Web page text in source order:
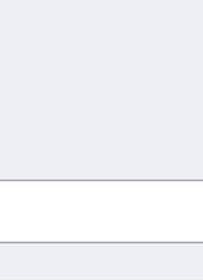
TANK GLOW MINI